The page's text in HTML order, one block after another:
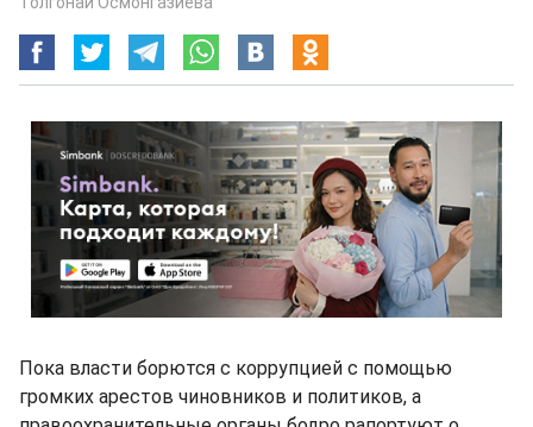
Пока власти борются с коррупцией с помощью
громких арестов чиновников и политиков, а